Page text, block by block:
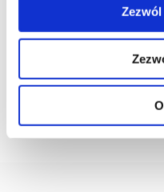
Krzesło do jadalni Tabitha
trendy nature
2 258,00ZŁ